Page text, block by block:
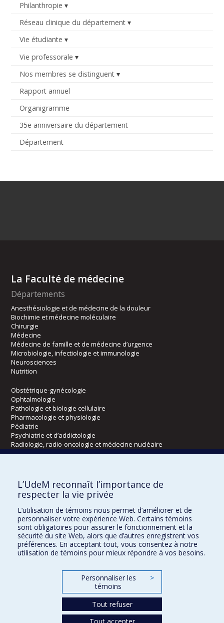
Philanthropie
Réseau clinique du département
Vie étudiante
Vie professorale
Nos membres se distinguent
Rapport annuel
Organigramme
35e anniversaire du département
Département
La Faculté de médecine
Départements
Anesthésiologie et de médecine de la douleur
Biochimie et médecine moléculaire
Chirurgie
Médecine
Médecine de famille et de médecine d’urgence
Microbiologie, infectiologie et immunologie
Neurosciences
Nutrition
Obstétrique-gynécologie
Ophtalmologie
Pathologie et biologie cellulaire
Pharmacologie et physiologie
Pédiatrie
Psychiatrie et d’addictologie
Radiologie, radio-oncologie et médecine nucléaire
Kinésiologie et des sciences de l’activité physique
Orthophonie et audiologie
Réadaptation
Directions
DPC
CPASS
L’UdeM reconnaît l’importance de
respecter la vie privée
L’utilisation de témoins nous permet d’améliorer et de
personnaliser votre expérience Web. Certains témoins
sont obligatoires pour assurer le fonctionnement et la
sécurité du site Web, alors que d’autres enregistrent vos
préférences. En acceptant tout, vous consentez à notre
utilisation de témoins pour mieux répondre à vos besoins.
Personnaliser les
témoins
>
Tout refuser